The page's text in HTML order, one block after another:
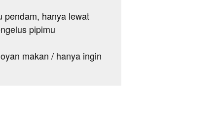
pendam, hanya lewat
pipimu
makan / hanya ingin